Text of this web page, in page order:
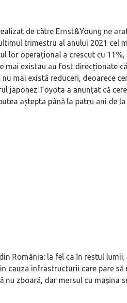
de către Ernst&Young ne
trimestru al anului 2021 cel
lor operațional a crescut cu
mai existau au fost direcționate
nu mai există reduceri, deoarece
japonez Toyota a anunțat că
aștepta până la patru ani de
România: la fel ca în restul
cauza infrastructurii care pare să
nu zboară, dar mersul cu mașina